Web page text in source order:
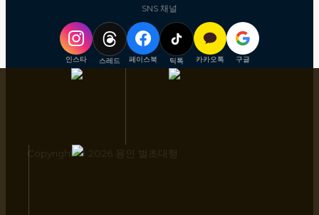
SNS 채널
인스타 스레드 페이스북 틱톡 카카오톡 구글
Copyright © 2026 용인 벌초대행